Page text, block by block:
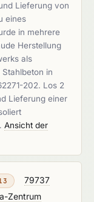
Lieferung von
eines
in mehrere
Herstellung
als
in
202. Los 2
Lieferung einer
Ansicht der
79737
Zentrum